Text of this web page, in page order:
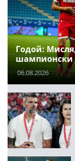
Годой:
шампионски
06.08.2026